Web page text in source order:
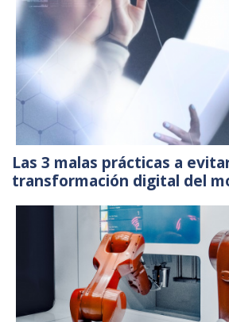
Las 3 malas prácticas a
transformación digital del